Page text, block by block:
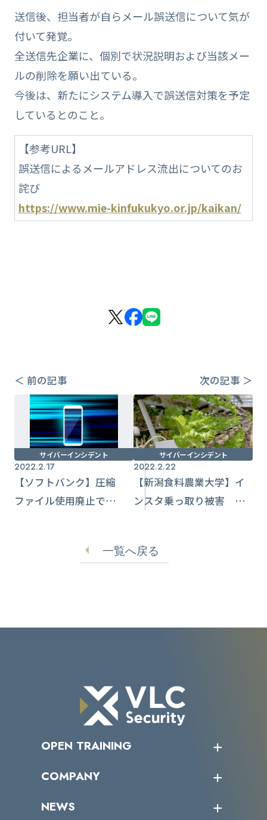
送信後、担当者が自らメール誤送信について気が
付いて発覚。
全送信先企業に、個別で状況説明および当該メー
ルの削除を願い出ている。
今後は、新たにシステム導入で誤送信対策を予定
しているとのこと。
【参考URL】
誤送信によるメールアドレス流出についてのお
詫び
https://www.mie-kinfukukyo.or.jp/kaikan/
＜ 前の記事 次の記事 ＞
サイバーインシデント
2022.2.17
【ソフトバンク】圧縮
ファイル使用廃止で
サイバーインシデント
2022.2.22
【新潟食料農業大学】イ
ンスタ乗っ取り被害 不
一覧へ戻る
OPEN TRAINING
受講者の声
COMPANY
トップメッセージ
NEWS